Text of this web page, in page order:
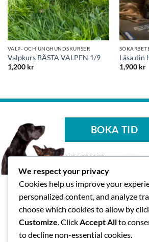
VALP- OCH UNGHUNDSKURSER
Valpkurs BÄSTA VALPEN 1/9
1,200 kr
Läsa din
1,900 kr
BOKA TID
KONTAKT
Tasspalatset AB
Skallsjö Prästväg 14,
info@tasspalatset.se
0793-40 42 36
BG: 5072-9052, Swish:
We respect your privacy
Cookies help us improve your
personalized content, and analyze
choose which cookies to allow by
Customize. ClickAccept Allto
to decline non-essential cookies.